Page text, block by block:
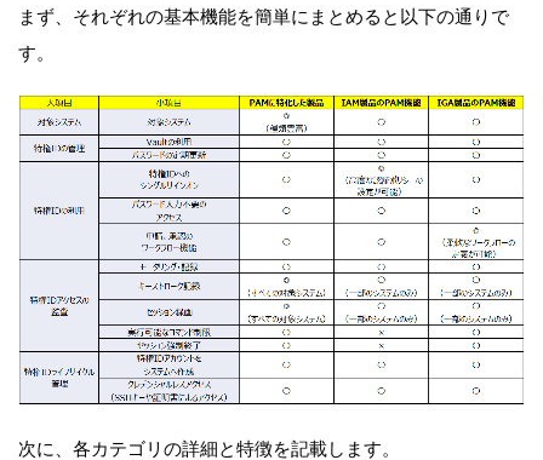
まず、それぞれの基本機能を簡単にまとめると以下の通りで
す。
次に、各カテゴリの詳細と特徴を記載します。